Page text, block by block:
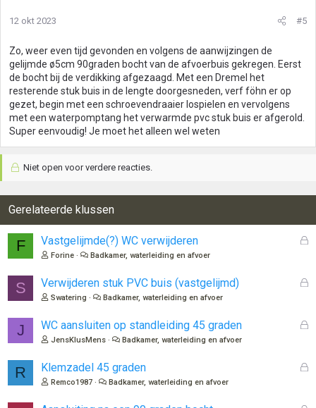
12 okt 2023 #5
Zo, weer even tijd gevonden en volgens de aanwijzingen de
gelijmde ø5cm 90graden bocht van de afvoerbuis gekregen. Eerst
de bocht bij de verdikking afgezaagd. Met een Dremel het
resterende stuk buis in de lengte doorgesneden, verf föhn er op
gezet, begin met een schroevendraaier lospielen en vervolgens
met een waterpomptang het verwarmde pvc stuk buis er afgerold.
Super eenvoudig! Je moet het alleen wel weten
Niet open voor verdere reacties.
Gerelateerde klussen
F
G
n
Vastgelijmde(?) WC verwijderen
Forine Badkamer, waterleiding en afvoer
S
G
n
Verwijderen stuk PVC buis (vastgelijmd)
Swatering Badkamer, waterleiding en afvoer
J
G
WC aansluiten op standleiding 45 graden
JensKlusMens Badkamer, waterleiding en afvoer
R
G
Klemzadel 45 graden
Remco1987 Badkamer, waterleiding en afvoer